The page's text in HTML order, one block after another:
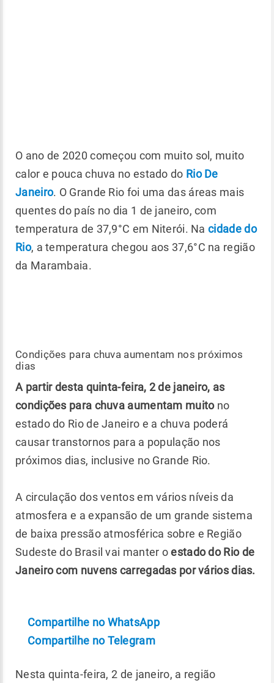
O ano de 2020 começou com muito sol, muito
calor e pouca chuva no estado do Rio De
Janeiro. O Grande Rio foi uma das áreas mais
quentes do país no dia 1 de janeiro, com
temperatura de 37,9°C em Niterói. Nacidade do
Rio, a temperatura chegou aos 37,6°C na região
da Marambaia.
Condições para chuva aumentam nos próximos
dias
A partir desta quinta-feira, 2 de janeiro, as
condições para chuva aumentam muitono
estado do Rio de Janeiro e a chuva poderá
causar transtornos para a população nos
próximos dias, inclusive no Grande Rio.
A circulação dos ventos em vários níveis da
atmosfera e a expansão de um grande sistema
de baixa pressão atmosférica sobre e Região
Sudeste do Brasil vai manter oestado do Rio de
Janeiro com nuvens carregadas por vários dias.
Compartilhe no WhatsApp
Compartilhe no Telegram
Nesta quinta-feira, 2 de janeiro, a região